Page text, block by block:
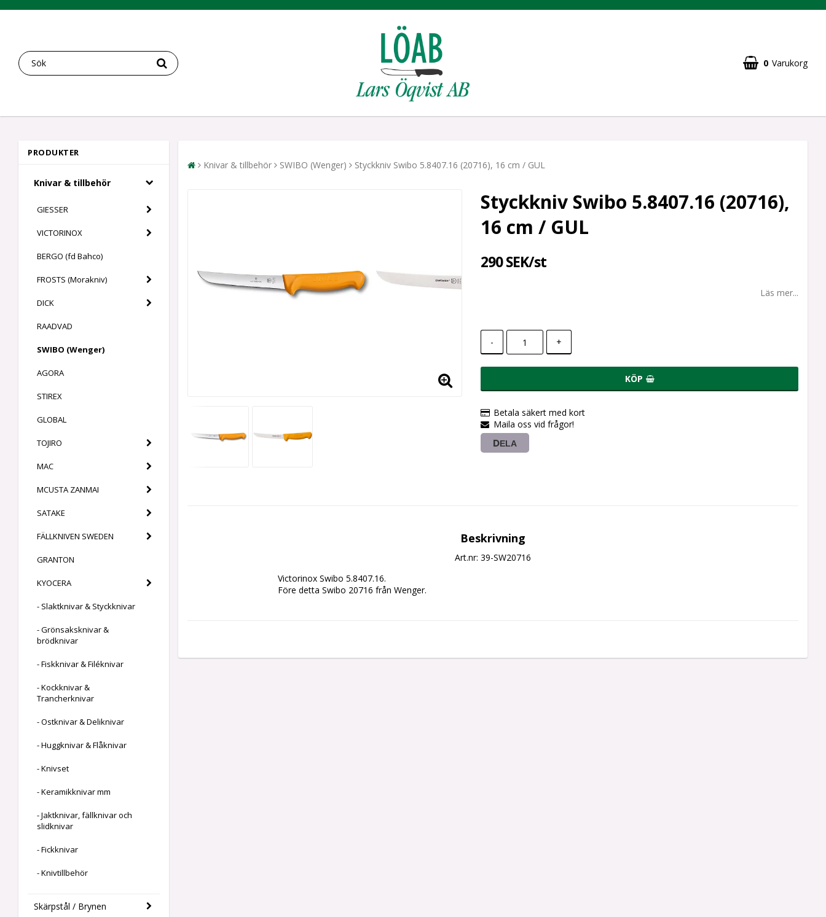
0 Varukorg
PRODUKTER
Knivar & tillbehör
GIESSER
VICTORINOX
BERGO (fd Bahco)
FROSTS (Morakniv)
DICK
RAADVAD
SWIBO (Wenger)
AGORA
STIREX
GLOBAL
TOJIRO
MAC
MCUSTA ZANMAI
SATAKE
FÄLLKNIVEN SWEDEN
GRANTON
KYOCERA
- Slaktknivar & Styckknivar
- Grönsaksknivar &
brödknivar
- Fiskknivar & Filéknivar
- Kockknivar &
Trancherknivar
- Ostknivar & Deliknivar
- Huggknivar & Flåknivar
- Knivset
- Keramikknivar mm
- Jaktknivar, fällknivar och
slidknivar
- Fickknivar
- Knivtillbehör
Skärpstål / Brynen
Knivar & tillbehör SWIBO (Wenger) Styckkniv Swibo 5.8407.16 (20716), 16 cm / GUL
Styckkniv Swibo 5.8407.16 (20716),
16 cm / GUL
290 SEK/st
Läs mer...
- +
KÖP
Betala säkert med kort
Maila oss vid frågor!
DELA
Beskrivning
Art.nr: 39-SW20716
Victorinox Swibo 5.8407.16.
Före detta Swibo 20716 från Wenger.